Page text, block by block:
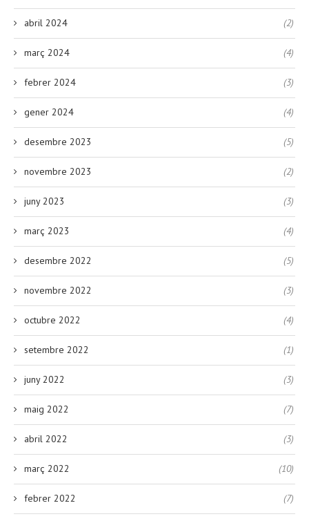
abril 2024 (2)
març 2024 (4)
febrer 2024 (3)
gener 2024 (4)
desembre 2023 (5)
novembre 2023 (2)
juny 2023 (3)
març 2023 (4)
desembre 2022 (5)
novembre 2022 (3)
octubre 2022 (4)
setembre 2022 (1)
juny 2022 (3)
maig 2022 (7)
abril 2022 (3)
març 2022 (10)
febrer 2022 (7)